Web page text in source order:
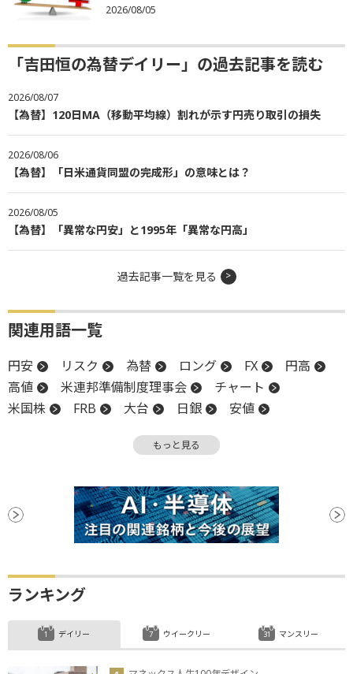
2026/08/05
「吉田恒の為替デイリー」の過去記事を読む
2026/08/07
【為替】120日MA（移動平均線）割れが示す円売り取引の損失
2026/08/06
【為替】「日米通貨同盟の完成形」の意味とは？
2026/08/05
【為替】「異常な円安」と1995年「異常な円高」
過去記事一覧を見る
関連用語一覧
円安 リスク 為替 ロング FX
円高
高値
米連邦準備制度理事会
チャート
米国株
FRB 大台 日銀
安値
もっと見る
ランキング
デイリー ウイークリー マンスリー